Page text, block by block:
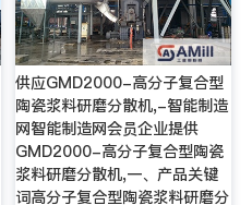
供应GMD2000-高分子复合型
陶瓷浆料研磨分散机,-智能制造
网智能制造网会员企业提供
GMD2000-高分子复合型陶瓷
浆料研磨分散机,一、产品关键
词高分子复合型陶瓷浆料研磨分